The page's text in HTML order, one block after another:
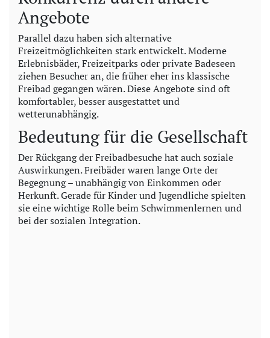
Angebote
Parallel dazu haben sich alternative
Freizeitmöglichkeiten stark entwickelt. Moderne
Erlebnisbäder, Freizeitparks oder private Badeseen
ziehen Besucher an, die früher eher ins klassische
Freibad gegangen wären. Diese Angebote sind oft
komfortabler, besser ausgestattet und
wetterunabhängig.
Bedeutung für die Gesellschaft
Der Rückgang der Freibadbesuche hat auch soziale
Auswirkungen. Freibäder waren lange Orte der
Begegnung – unabhängig von Einkommen oder
Herkunft. Gerade für Kinder und Jugendliche spielten
sie eine wichtige Rolle beim Schwimmenlernen und
bei der sozialen Integration.